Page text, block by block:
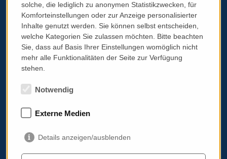
+43 699 11784690
info@italissimo.at
Kontaktadresse:
Albrechtstraße 103A/11
3400 Klosterneuburg
Impressum
Standardinformationsplatz PRG
solche, die lediglich zu anonymen Statistikzwecken, für
Komforteinstellungen oder zur Anzeige personalisierter
Inhalte genutzt werden. Sie können selbst entscheiden,
welche Kategorien Sie zulassen möchten. Bitte beachten
Sie, dass auf Basis Ihrer Einstellungen womöglich nicht
mehr alle Funktionalitäten der Seite zur Verfügung
stehen.
Notwendig
Externe Medien
Details anzeigen/ausblenden